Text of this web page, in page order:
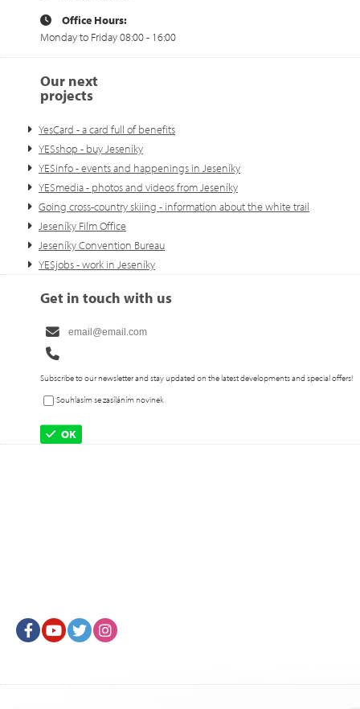
Office Hours:
Monday to Friday 08:00 - 16:00
Our next
projects
YesCard - a card full of benefits
YESshop - buy Jeseníky
YESinfo - events and happenings in Jeseníky
YESmedia - photos and videos from Jeseníky
Going cross-country skiing - information about the white trail
Jeseníky Film Office
Jeseníky Convention Bureau
YESjobs - work in Jeseníky
Get in touch with us
Subscribe to our newsletter and stay updated on the latest developments and special offers!
Souhlasím se zasíláním novinek
OK
FacebookYoutubeTwitter